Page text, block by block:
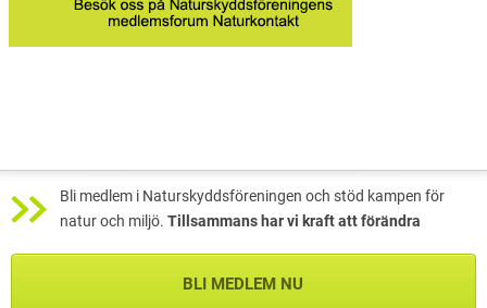
Bli medlem i Naturskyddsföreningen och stöd kampen för
natur och miljö. Tillsammans har vi kraft att förändra
BLI MEDLEM NU